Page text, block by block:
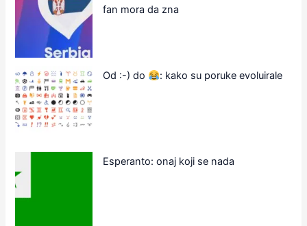
fan mora da zna
Od :-) do : kako su poruke evoluirale
Esperanto: onaj koji se nada